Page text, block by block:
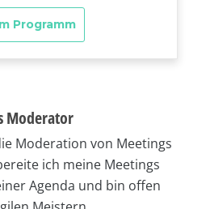
Moderator
Moderation von Meetings
ich meine Meetings
Agenda und bin offen